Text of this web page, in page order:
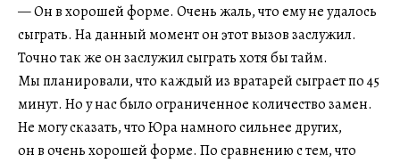
— Он в хорошей форме. Очень жаль, что ему не удалось
сыграть. На данный момент он этот вызов заслужил.
Точно так же он заслужил сыграть хотя бы тайм.
Мы планировали, что каждый из вратарей сыграет по 45
минут. Но у нас было ограниченное количество замен.
Не могу сказать, что Юра намного сильнее других,
он в очень хорошей форме. По сравнению с тем, что